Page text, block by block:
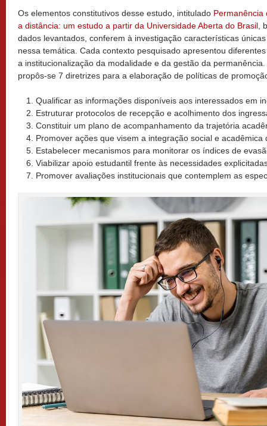
Os elementos constitutivos desse estudo, intitulado Permanência
a distância: um estudo a partir da Universidade Aberta do Brasil ,
dados levantados, conferem à investigação características
nessa temática. Cada contexto pesquisado apresentou
a institucionalização da modalidade e da gestão da
propôs-se 7 diretrizes para a elaboração de políticas de
Qualificar as informações disponíveis aos interessados em
Estruturar protocolos de recepção e acolhimento dos
Constituir um plano de acompanhamento da trajetória
Promover ações que visem a integração social e acadêmica
Estabelecer mecanismos para monitorar os índices de
Viabilizar apoio estudantil frente às necessidades
Promover avaliações institucionais que contemplem as